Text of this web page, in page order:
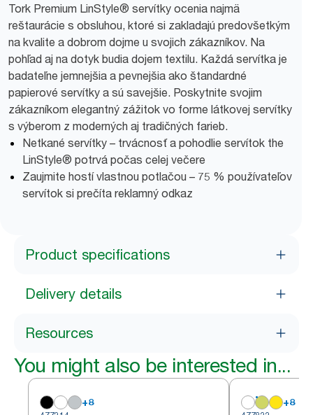
Tork Premium LinStyle® servítky ocenia najmä
reštaurácie s obsluhou, ktoré si zakladajú predovšetkým
na kvalite a dobrom dojme u svojich zákazníkov. Na
pohľad aj na dotyk budia dojem textilu. Každá servítka je
badateľne jemnejšia a pevnejšia ako štandardné
papierové servítky a sú savejšie. Poskytnite svojim
zákazníkom elegantný zážitok vo forme látkovej servítky
s výberom z moderných aj tradičných farieb.
Netkané servítky – trvácnosť a pohodlie servítok the
LinStyle® potrvá počas celej večere
Zaujmite hostí vlastnou potlačou – 75 % používateľov
servítok si prečíta reklamný odkaz
Product specifications
Delivery details
Resources
You might also be interested in...
+8 +8